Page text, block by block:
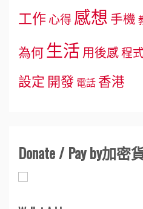
工作心得感想手機
為何生活用後感程
設定 開發電話香港
Donate / Pay by加密